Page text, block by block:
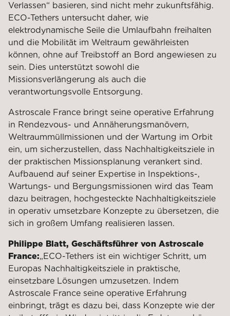
Verlassen“ basieren, sind nicht mehr zukunftsfähig.
ECO-Tethers untersucht daher, wie
elektrodynamische Seile die Umlaufbahn freihalten
und die Mobilität im Weltraum gewährleisten
können, ohne auf Treibstoff an Bord angewiesen zu
sein. Dies unterstützt sowohl die
Missionsverlängerung als auch die
verantwortungsvolle Entsorgung.
Astroscale France bringt seine operative Erfahrung
in Rendezvous- und Annäherungsmanövern,
Weltraummüllmissionen und der Wartung im Orbit
ein, um sicherzustellen, dass Nachhaltigkeitsziele in
der praktischen Missionsplanung verankert sind.
Aufbauend auf seiner Expertise in Inspektions-,
Wartungs- und Bergungsmissionen wird das Team
dazu beitragen, hochgesteckte Nachhaltigkeitsziele
in operativ umsetzbare Konzepte zu übersetzen, die
sich in großem Umfang realisieren lassen.
Philippe Blatt, Geschäftsführer von Astroscale
France:„ECO-Tethers ist ein wichtiger Schritt, um
Europas Nachhaltigkeitsziele in praktische,
einsetzbare Lösungen umzusetzen. Indem
Astroscale France seine operative Erfahrung
einbringt, trägt es dazu bei, dass Konzepte wie der